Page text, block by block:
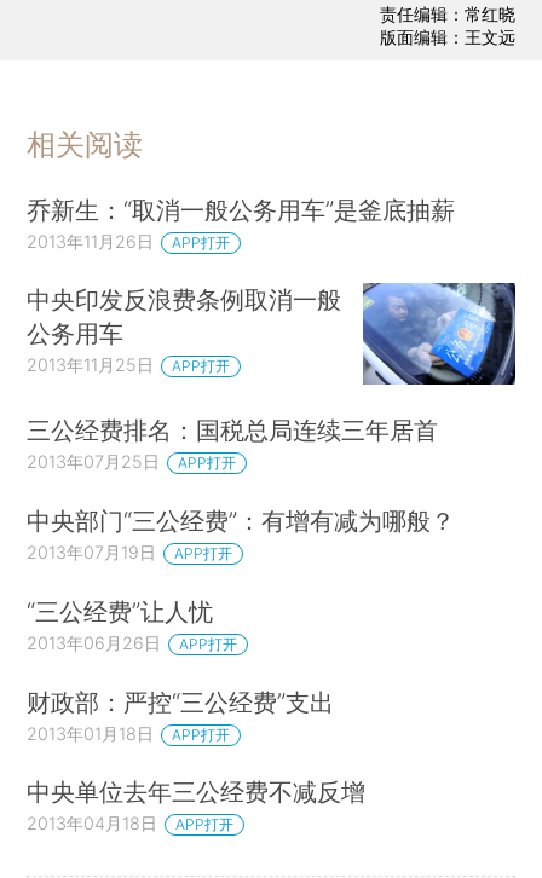
责任编辑：常红晓
版面编辑：王文远
相关阅读
乔新生：“取消一般公务用车”是釜底抽薪
2013年11月26日 APP打开
中央印发反浪费条例取消一般
公务用车
2013年11月25日 APP打开
三公经费排名：国税总局连续三年居首
2013年07月25日 APP打开
中央部门“三公经费”：有增有减为哪般？
2013年07月19日 APP打开
“三公经费”让人忧
2013年06月26日 APP打开
财政部：严控“三公经费”支出
2013年01月18日 APP打开
中央单位去年三公经费不减反增
2013年04月18日 APP打开